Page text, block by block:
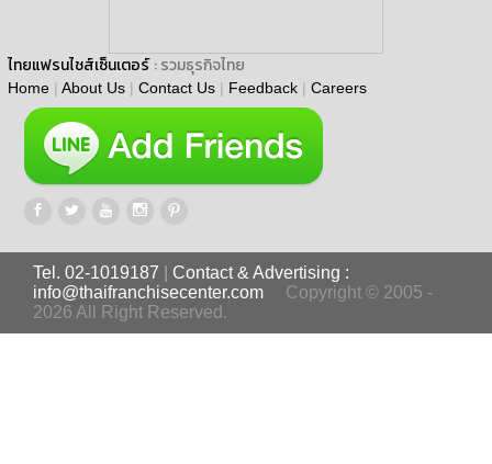
ไทยแฟรนไชส์เซ็นเตอร์ : รวมธุรกิจไทย
Home | About Us | Contact Us | Feedback | Careers
Tel. 02-1019187
Contact & Advertising :
info@thaifranchisecenter.com
Copyright © 2005 -
2026 All Right Reserved.